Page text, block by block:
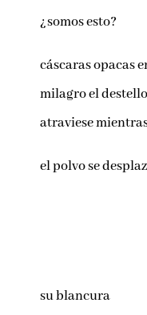
¿somos esto?
cáscaras opacas
milagro el
atraviese
el polvo se
su blancura